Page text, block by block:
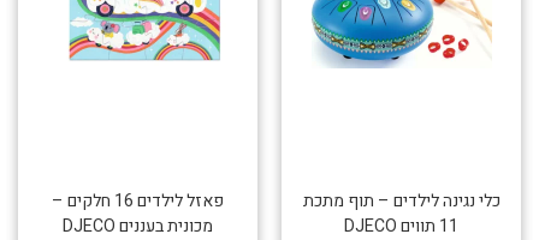
כלי נגינה לילדים – תוף מתכת
11 תווים DJECO
פאזל לילדים 16 חלקים –
מכונית בעננים DJECO